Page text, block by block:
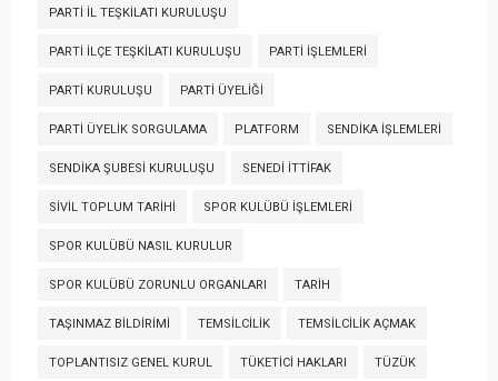
PARTI İL TEŞKILATI KURULUŞU
PARTI İLÇE TEŞKILATI KURULUŞU PARTI İŞLEMLERI
PARTI KURULUŞU PARTI ÜYELIĞI
PARTI ÜYELIK SORGULAMA PLATFORM SENDIKA İŞLEMLERI
SENDIKA ŞUBESI KURULUŞU SENEDI İTTIFAK
SIVIL TOPLUM TARIHI SPOR KULÜBÜ İŞLEMLERI
SPOR KULÜBÜ NASIL KURULUR
SPOR KULÜBÜ ZORUNLU ORGANLARI TARIH
TAŞINMAZ BILDIRIMI TEMSILCILIK TEMSILCILIK AÇMAK
TOPLANTISIZ GENEL KURUL TÜKETICI HAKLARI TÜZÜK